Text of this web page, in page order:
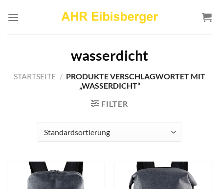
Inhalt
wasserdicht
STARTSEITE / PRODUKTE VERSCHLAGWORTET MIT
„WASSERDICHT“
FILTER